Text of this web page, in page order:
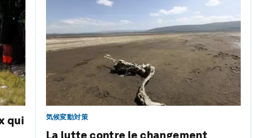
qui
気候変動対策
La lutte contre le changement